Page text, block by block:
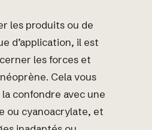
les produits ou de
d’application, il est
les forces et
Cela vous
confondre avec une
ou cyanoacrylate, et